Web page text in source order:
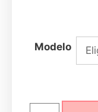
Modelo